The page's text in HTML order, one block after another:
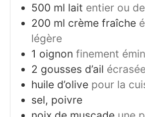
500 ml lait entier ou
200 ml crème fraîche
légère
1 oignon finement
2 gousses d’ail
huile d’olive pour la
sel, poivre